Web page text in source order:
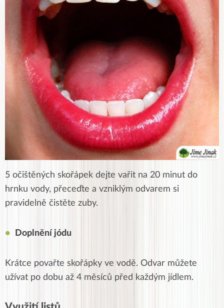
5 očištěných skořápek dejte vařit na 20 minut do
hrnku vody, přeceďte a vzniklým odvarem si
pravidelně čistěte zuby.
Doplnění jódu
Krátce povařte skořápky ve vodě. Odvar můžete
užívat po dobu až 4 měsíců před každým jídlem.